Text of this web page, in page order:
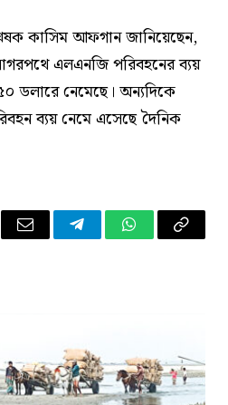
কাসিম আফগান জানিয়েছেন,
এলএনজি পরিবহনের ব্যয়
ডলারে নেমেছে। অন্যদিকে
ব্যয় নেমে এসেছে দৈনিক
Email TelegramWhatsApp
Copy